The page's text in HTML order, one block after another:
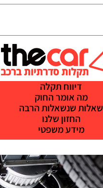
דיווח תקלה
מה אומר החוק
שאלות שנשאלות הרבה
החזון שלנו
מידע משפטי